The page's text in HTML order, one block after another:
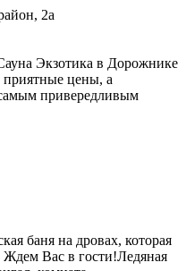
2а
Экзотика в Дорожнике
цены, а
привередливым
баня на дровах, которая
Вас в гости!Ледяная